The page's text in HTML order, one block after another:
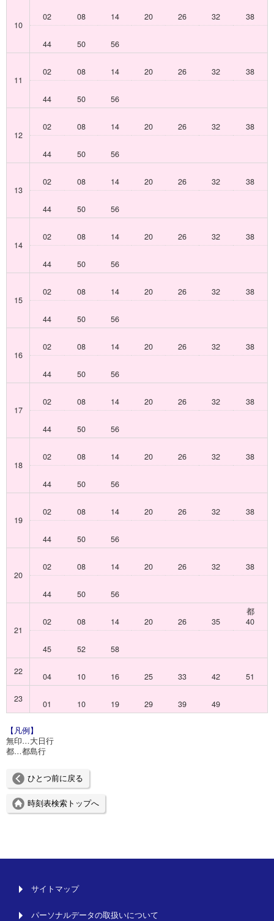
10
02 08 14 20 26 32 38
44 50 56
11
02 08 14 20 26 32 38
44 50 56
12
02 08 14 20 26 32 38
44 50 56
13
02 08 14 20 26 32 38
44 50 56
14
02 08 14 20 26 32 38
44 50 56
15
02 08 14 20 26 32 38
44 50 56
16
02 08 14 20 26 32 38
44 50 56
17
02 08 14 20 26 32 38
44 50 56
18
02 08 14 20 26 32 38
44 50 56
19
02 08 14 20 26 32 38
44 50 56
20
02 08 14 20 26 32 38
44 50 56
21
02 08 14 20 26 35
都
40
45 52
58
22
04 10 16 25 33 42
51
23
01 10 19 29 39 49
【凡例】
無印…大日行
都…都島行
ひとつ前に戻る
時刻表検索トップへ
サイトマップ
パーソナルデータの取扱いについて